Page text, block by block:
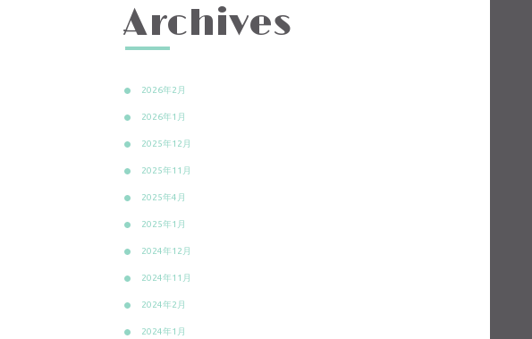
Archives
2026年2月
2026年1月
2025年12月
2025年11月
2025年4月
2025年1月
2024年12月
2024年11月
2024年2月
2024年1月